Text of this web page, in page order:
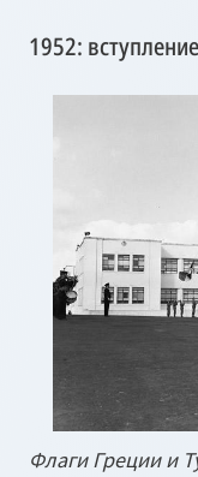
1952:
Флаги Греции и